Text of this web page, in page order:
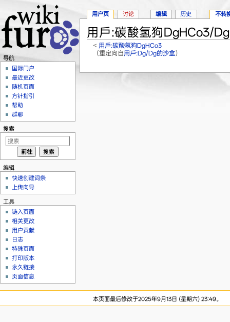
用戶:碳酸氢狗DgHCo3/
< 用戶:碳酸氢狗DgHCo3
（重定向自用戶:Dg/Dg的沙盒）
用户页 讨论 编辑 历史 不转
导航
国际门户
最近更改
随机页面
方针指引
帮助
群聊
搜索
编辑
快速创建词条
上传向导
工具
链入页面
相关更改
用户贡献
日志
特殊页面
打印版本
永久链接
页面信息
本页面最后修改于2025年9月13日 (星期六) 23:49。